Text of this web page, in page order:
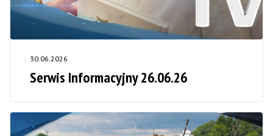
30.06.2026
Serwis Informacyjny 26.06.26